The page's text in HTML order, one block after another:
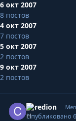
6 окт 2007
8 постов
4 окт 2007
7 постов
5 окт 2007
2 постов
9 окт 2007
2 постов
Ceredion
Опубликовано